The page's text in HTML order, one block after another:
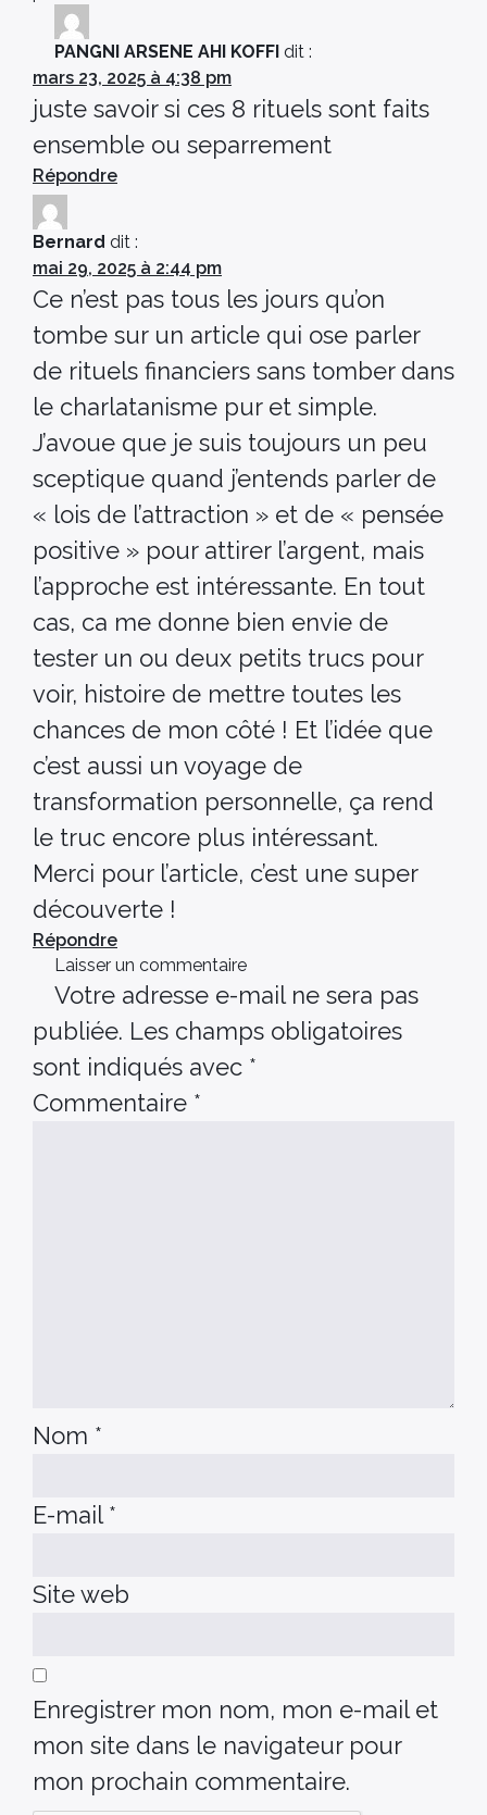
PANGNI ARSENE AHI KOFFI dit :
mars 23, 2025 à 4:38 pm
juste savoir si ces 8 rituels sont faits
ensemble ou separrement
Répondre
Bernard dit :
mai 29, 2025 à 2:44 pm
Ce n’est pas tous les jours qu’on
tombe sur un article qui ose parler
de rituels financiers sans tomber dans
le charlatanisme pur et simple.
J’avoue que je suis toujours un peu
sceptique quand j’entends parler de
« lois de l’attraction » et de « pensée
positive » pour attirer l’argent, mais
l’approche est intéressante. En tout
cas, ca me donne bien envie de
tester un ou deux petits trucs pour
voir, histoire de mettre toutes les
chances de mon côté ! Et l’idée que
c’est aussi un voyage de
transformation personnelle, ça rend
le truc encore plus intéressant.
Merci pour l’article, c’est une super
découverte !
Répondre
Laisser un commentaire
Votre adresse e-mail ne sera pas
publiée. Les champs obligatoires
sont indiqués avec *
Commentaire *
Nom *
E-mail *
Site web
Enregistrer mon nom, mon e-mail et
mon site dans le navigateur pour
mon prochain commentaire.